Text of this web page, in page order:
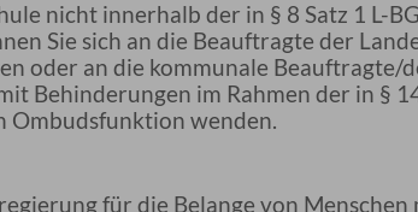
nicht innerhalb der in § 8 Satz 1 L-
Sie sich an die Beauftragte der
oder an die kommunale Beauftragte/
Behinderungen im Rahmen der in §
Ombudsfunktion wenden.
für die Belange von